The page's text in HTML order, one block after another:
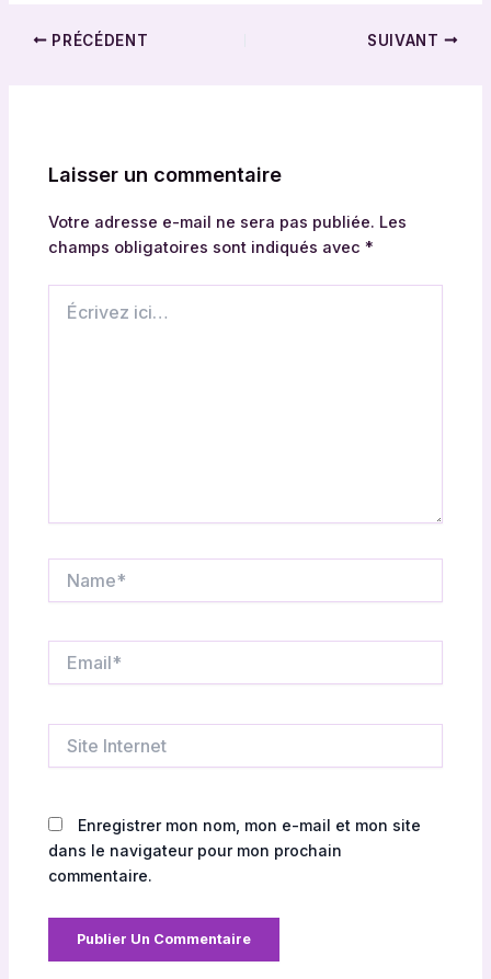
PRÉCÉDENT SUIVANT
Laisser un commentaire
Votre adresse e-mail ne sera pas publiée. Les
champs obligatoires sont indiqués avec*
ici…
Internet
Enregistrer mon nom, mon e-mail et mon site
dans le navigateur pour mon prochain
commentaire.